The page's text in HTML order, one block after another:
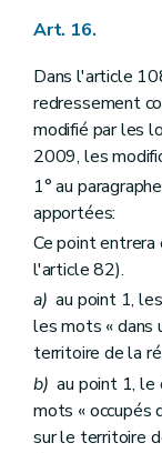
Art. 16.
Dans l'article
redressement
modifié par les
2009, les
1° au
apportées:
Ce point
l'article 82).
a) au point 1,
les mots « dans
territoire de la
b) au point 1,
mots « occupés
sur le territoire